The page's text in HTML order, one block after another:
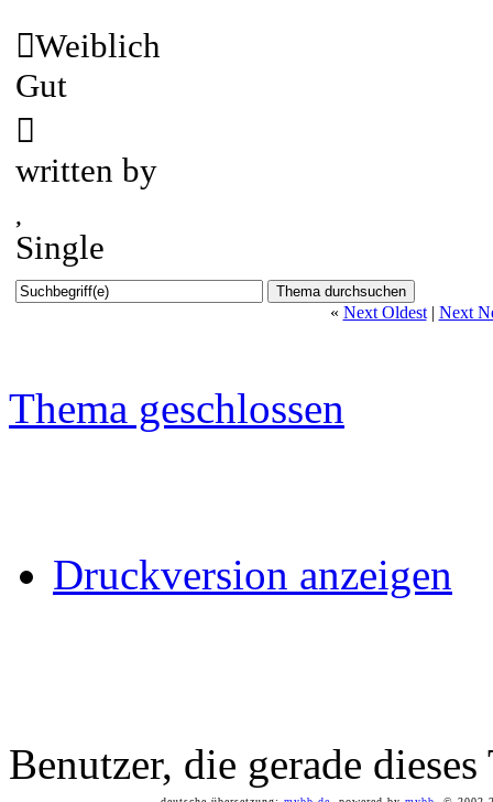
Weiblich
Gut
written by
Single
« Next Oldest| Next
Thema geschlossen
Druckversion anzeigen
Benutzer, die gerade